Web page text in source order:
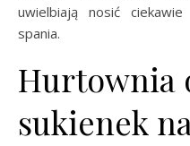
uwielbiają nosić
spania.
Hurtownia
sukienek